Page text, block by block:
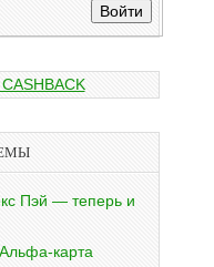
Войти
Пэй — теперь и
карта